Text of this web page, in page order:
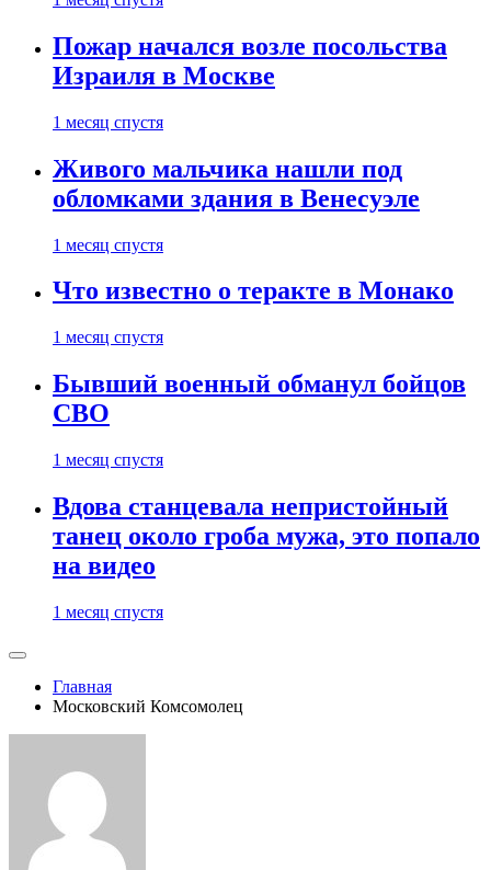
Пожар начался возле посольства
Израиля в Москве
1 месяц спустя
Живого мальчика нашли под
обломками здания в Венесуэле
1 месяц спустя
Что известно о теракте в Монако
1 месяц спустя
Бывший военный обманул бойцов
СВО
1 месяц спустя
Вдова станцевала непристойный
танец около гроба мужа, это попало
на видео
1 месяц спустя
Главная
Московский Комсомолец